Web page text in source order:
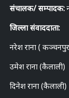
संचालक/ सम्पादक:
जिल्ला संवाददाता:
नरेश राना (
उमेश राना (कैलाली)
दिनेश राना (कैलाली)